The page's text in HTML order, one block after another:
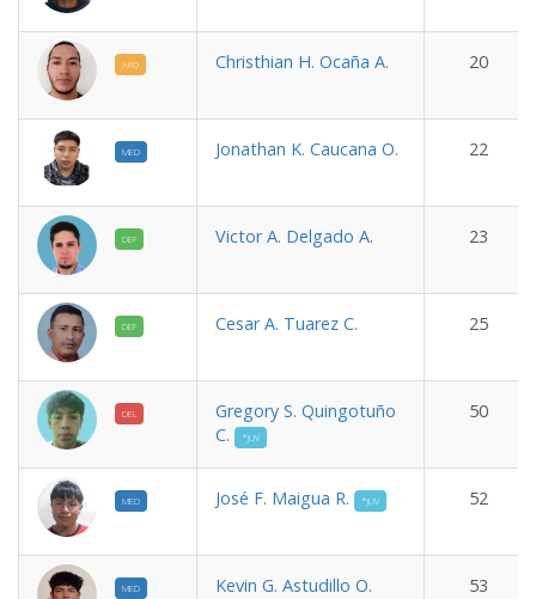
ARQ Christhian H. Ocaña A. 20
MED Jonathan K. Caucana O. 22
DEF Victor A. Delgado A. 23
DEF Cesar A. Tuarez C. 25
DEL
Gregory S. Quingotuño
C.
*JUV
50
MED José F. Maigua R. *JUV 52
MED Kevin G. Astudillo O. 53